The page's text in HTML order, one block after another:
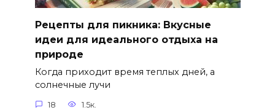
Рецепты для пикника: Вкусные
идеи для идеального отдыха на
природе
Когда приходит время теплых дней, а
солнечные лучи
18 1.5к.